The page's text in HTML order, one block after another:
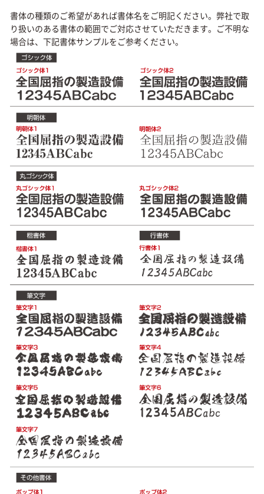
書体の種類のご希望があれば書体名をご明記ください。弊社で取
り扱いのある書体の範囲でご対応させていただきます。ご不明な
場合は、下記書体サンプルをご参考ください。